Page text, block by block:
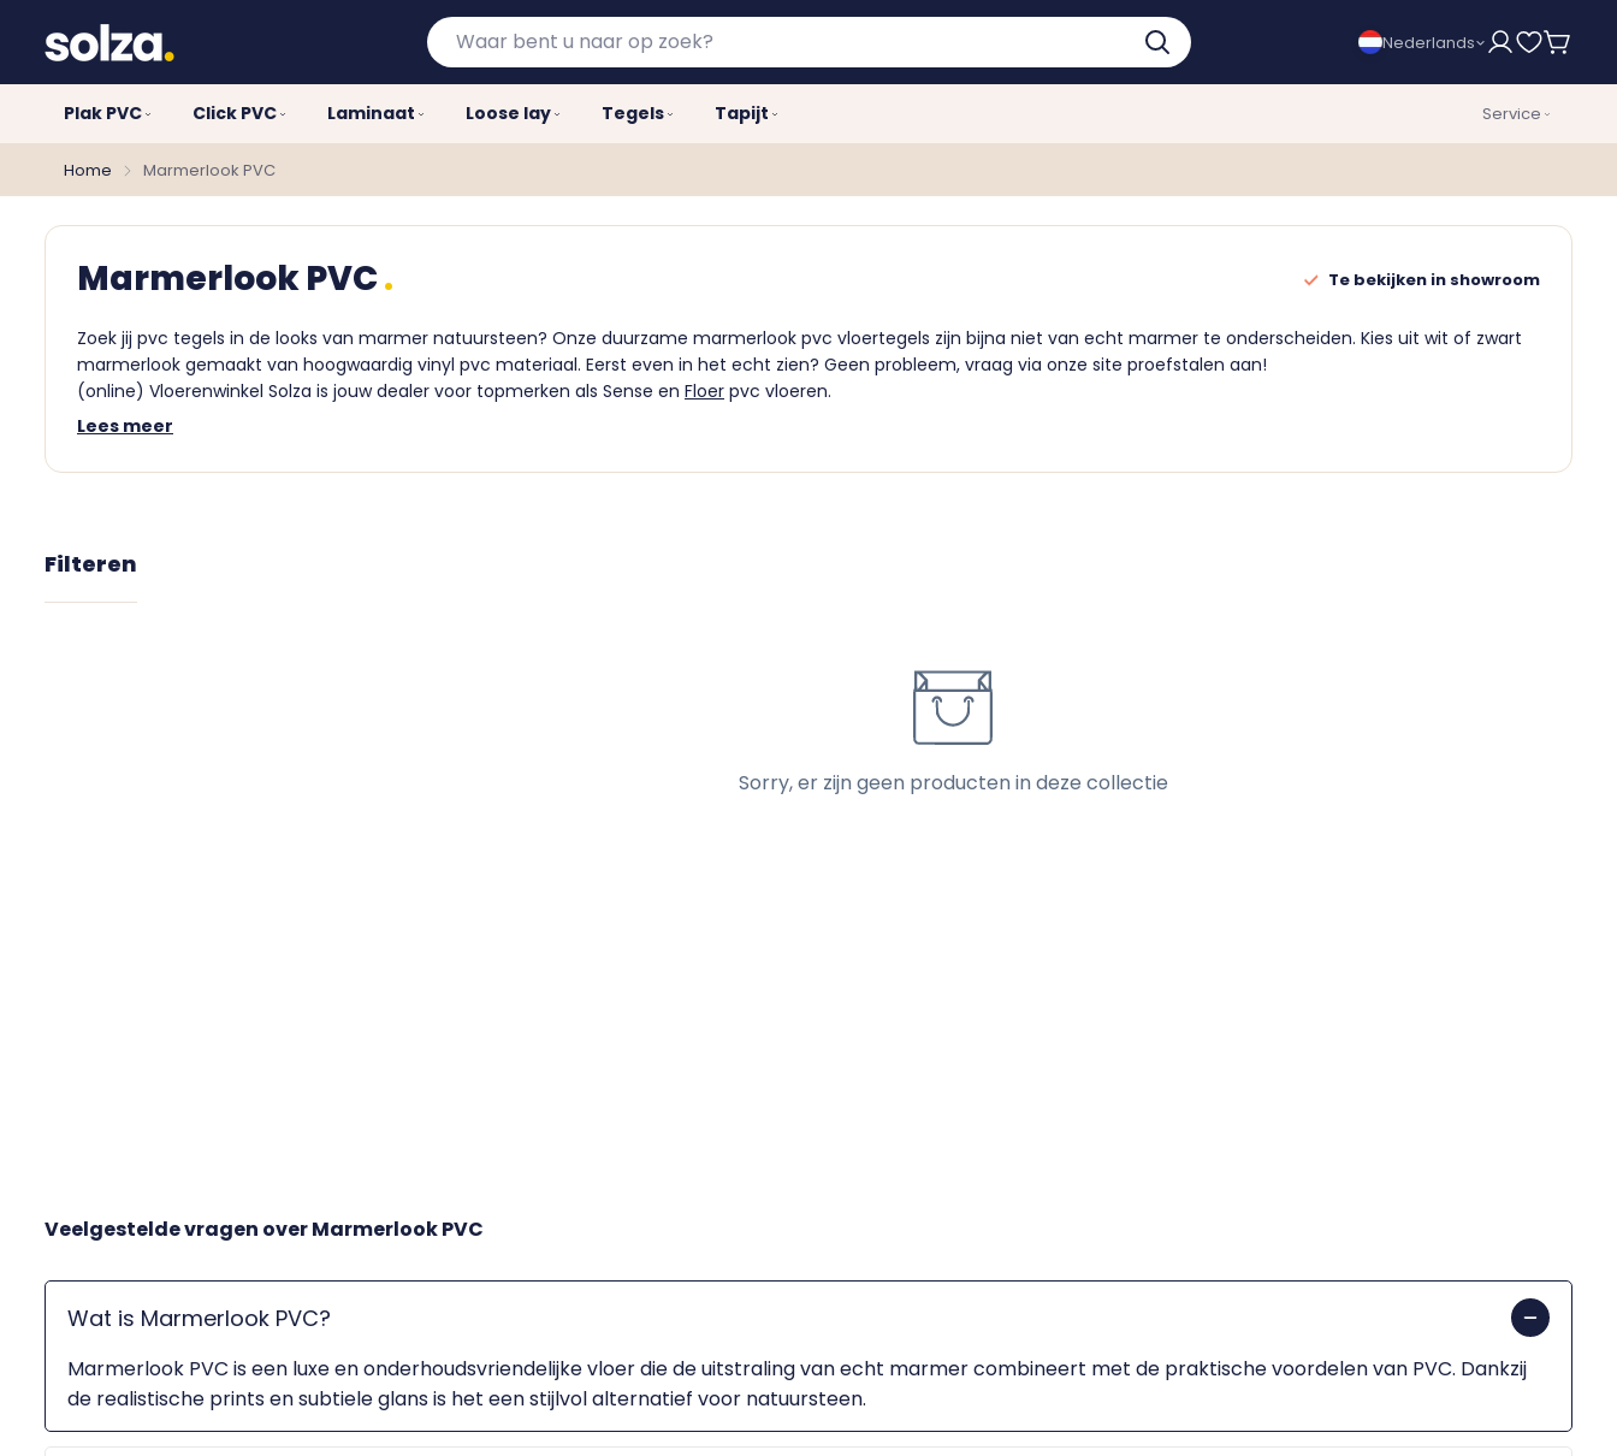
Waar
bent
naar
zoek?
Nederlands
Plak PVC Click PVC Laminaat Loose lay Tegels Tapijt Service
Home Marmerlook PVC
Marmerlook PVC Te bekijken in showroom
Zoek jij pvc tegels in de looks van marmer natuursteen? Onze duurzame marmerlook pvc vloertegels zijn bijna niet van echt marmer te onderscheiden. Kies uit wit of zwart
marmerlook gemaakt van hoogwaardig vinyl pvc materiaal. Eerst even in het echt zien? Geen probleem, vraag via onze site proefstalen aan!
(online) Vloerenwinkel Solza is jouw dealer voor topmerken als Sense en Floer pvc vloeren.
Lees meer
Filteren
Sorry, er zijn geen producten in deze collectie
Veelgestelde vragen overMarmerlook PVC
Wat is Marmerlook PVC?
Marmerlook PVC is een luxe en onderhoudsvriendelijke vloer die de uitstraling van echt marmer combineert met de praktische voordelen van PVC. Dankzij
de realistische prints en subtiele glans is het een stijlvol alternatief voor natuursteen.